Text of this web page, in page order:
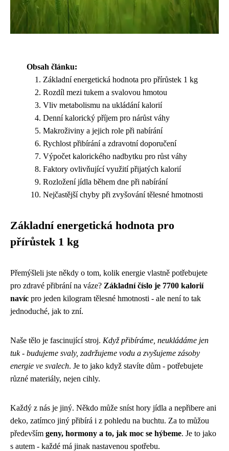
Obsah článku:
Základní energetická hodnota pro přírůstek 1 kg
Rozdíl mezi tukem a svalovou hmotou
Vliv metabolismu na ukládání kalorií
Denní kalorický příjem pro nárůst váhy
Makroživiny a jejich role při nabírání
Rychlost přibírání a zdravotní doporučení
Výpočet kalorického nadbytku pro růst váhy
Faktory ovlivňující využití přijatých kalorií
Rozložení jídla během dne při nabírání
Nejčastější chyby při zvyšování tělesné hmotnosti
Základní energetická hodnota pro
přírůstek 1 kg
Přemýšleli jste někdy o tom, kolik energie vlastně potřebujete
pro zdravé přibrání na váze? Základní číslo je 7700 kalorií
navíc pro jeden kilogram tělesné hmotnosti - ale není to tak
jednoduché, jak to zní.
Naše tělo je fascinující stroj. Když přibíráme, neukládáme jen
tuk - budujeme svaly, zadržujeme vodu a zvyšujeme zásoby
energie ve svalech. Je to jako když stavíte dům - potřebujete
různé materiály, nejen cihly.
Každý z nás je jiný. Někdo může sníst hory jídla a nepřibere ani
deko, zatímco jiný přibírá i z pohledu na buchtu. Za to můžou
především geny, hormony a to, jak moc se hýbeme. Je to jako
s autem - každé má jinak nastavenou spotřebu.